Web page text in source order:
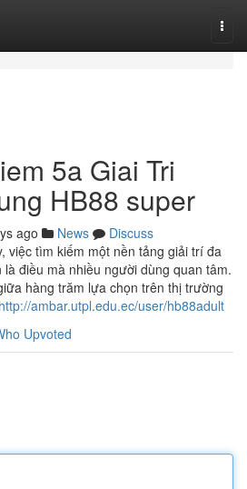
5a Giai Tri
HB88 super
ago News
Discuss
việc tìm kiếm một nền tảng giải trí đa
điều mà nhiều người dùng quan tâm.
hàng trăm lựa chọn trên thị trường
http://ambar.utpl.edu.ec/user/hb88adult
Upvoted